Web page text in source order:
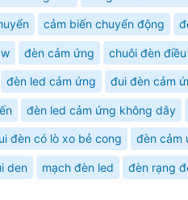
cảm biến chuyển động
đèn cảm ứng chuôi đèn
đèn led cảm ứng đui đèn cảm
đèn led cảm ứng không dây
đèn có lò xo bẻ cong đèn cảm
den mạch đèn led đèn rạng